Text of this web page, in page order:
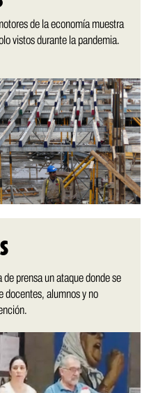
de la economía muestra
vistos durante la pandemia.
prensa un ataque donde se
docentes, alumnos y no